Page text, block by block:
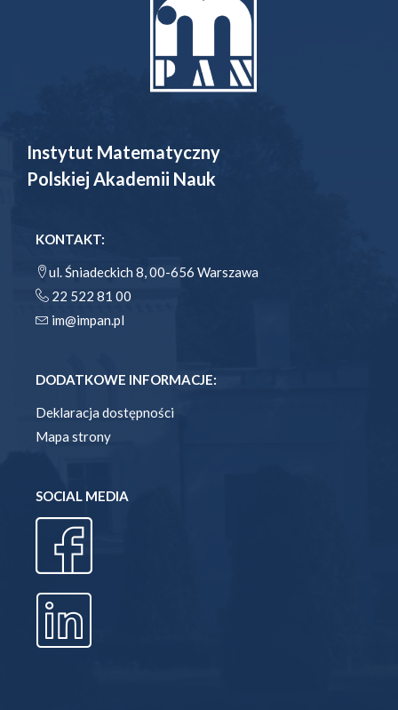
Instytut Matematyczny
Polskiej Akademii Nauk
KONTAKT:
ul. Śniadeckich 8, 00-656 Warszawa
22 522 81 00
im@impan.pl
DODATKOWE INFORMACJE:
Deklaracja dostępności
Mapa strony
SOCIAL MEDIA